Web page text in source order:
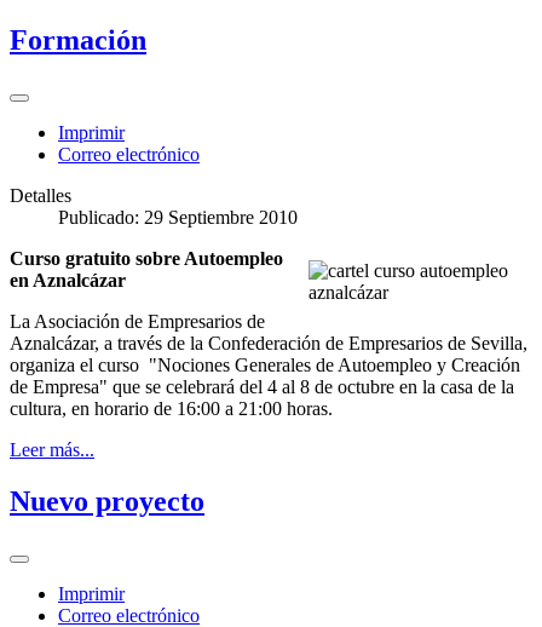
Formación
Imprimir
Correo electrónico
Detalles
Publicado: 29 Septiembre 2010
Curso gratuito sobre Autoempleo
en Aznalcázar
La Asociación de Empresarios de
Aznalcázar, a través de la Confederación de Empresarios de Sevilla,
organiza el curso "Nociones Generales de Autoempleo y Creación
de Empresa" que se celebrará del 4 al 8 de octubre en la casa de la
cultura, en horario de 16:00 a 21:00 horas.
Leer más...
Nuevo proyecto
Imprimir
Correo electrónico